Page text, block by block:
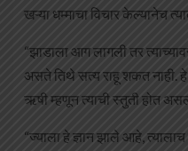
खऱ्या धम्माचा विचार केल्यानेच
“झाडाला आग लागली तर
असते तिथे सत्य राहू शकत नाही. हे
ऋषी म्हणून त्याची स्तुती होत
“ज्याला हे ज्ञान झाले आहे, त्यालाच